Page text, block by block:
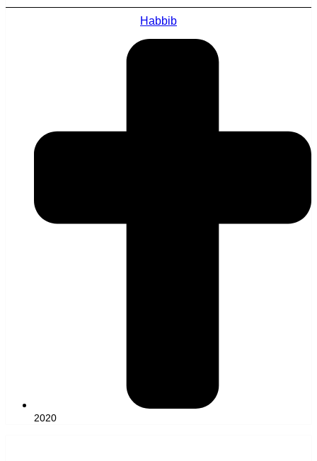
Habbib
2020